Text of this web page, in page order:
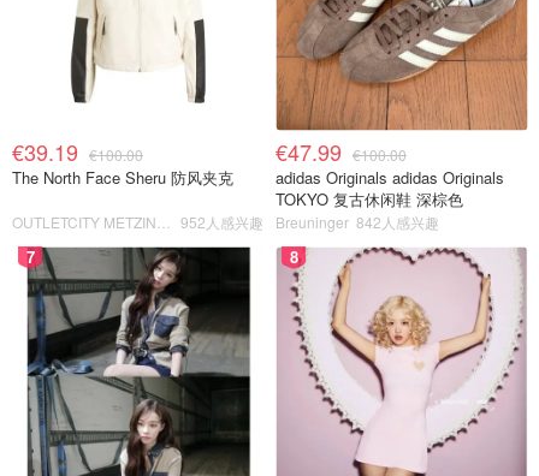
€39.19 €100.00
The North Face Sheru 防风夹克
952人感兴趣
€47.99 €100.00
adidas Originals adidas Originals
TOKYO 复古休闲鞋 深棕色
Breuninger 842人感兴趣
7 8